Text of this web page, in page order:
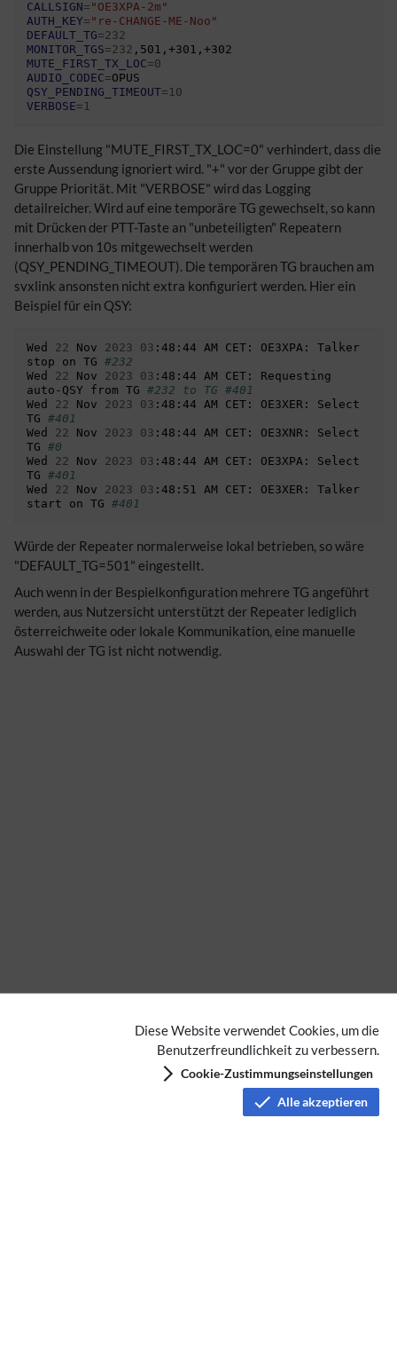
Diese Website verwendet Cookies, um die
Benutzerfreundlichkeit zu verbessern.
Cookie-Zustimmungseinstellungen
Alle akzeptieren
CALLSIGN= "OE3XPA-2m"
AUTH_KEY= "re-CHANGE-ME-Noo"
DEFAULT_TG=232
MONITOR_TGS=232
MUTE_FIRST_TX_LOC=0
AUDIO_CODEC=
QSY_PENDING_TIMEOUT= 10
VERBOSE= 1
Die Einstellung "MUTE_FIRST_TX_LOC=0" verhindert, dass die
erste Aussendung ignoriert wird. "+" vor der Gruppe gibt der
Gruppe Priorität. Mit "VERBOSE" wird das Logging
detailreicher. Wird auf eine temporäre TG gewechselt, so kann
mit Drücken der PTT-Taste an "unbeteiligten" Repeatern
innerhalb von 10s mitgewechselt werden
(QSY_PENDING_TIMEOUT). Die temporären TG brauchen am
svxlink ansonsten nicht extra konfiguriert werden. Hier ein
Beispiel für ein QSY:
Wed 22 Nov 2023 03 :48:44 AM CET: OE3XPA:
Talker
stop
on TG #232
Wed
22 Nov 2023 03 :48:44 AM CET:
Requesting
auto-QSY
from TG #232 to TG #401
Wed
22 Nov 2023 03 :48:44 AM CET: OE3XER:
Select
TG #401
Wed
22 Nov 2023 03 :48:44 AM CET: OE3XNR:
Select
TG #0
Wed
22 Nov 2023 03 :48:44 AM CET: OE3XPA:
Select
TG #401
Wed
22 Nov 2023 03 :48:51 AM CET: OE3XER:
Talker
start
on TG #401
Würde der Repeater normalerweise lokal betrieben, so wäre
"DEFAULT_TG=501" eingestellt.
Auch wenn in der Bespielkonfiguration mehrere TG angeführt
werden, aus Nutzersicht unterstützt der Repeater lediglich
österreichweite oder lokale Kommunikation, eine manuelle
Auswahl der TG ist nicht notwendig.